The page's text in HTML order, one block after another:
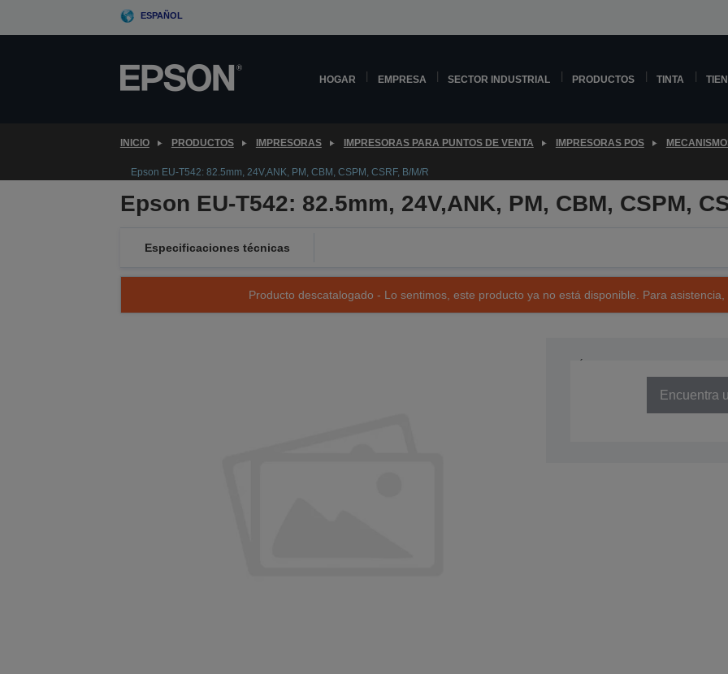
ESPAÑOL
HOGAR EMPRESA SECTOR INDUSTRIAL PRODUCTOS TINTA
INICIO PRODUCTOS IMPRESORAS IMPRESORAS PARA PUNTOS DE VENTA IMPRESORAS POS
Epson EU-T542: 82.5mm, 24V,ANK, PM, CBM, CSPM, CSRF, B/M/R
Epson EU-T542: 82.5mm, 24V,ANK, PM, CBM, CSPM,
Especificaciones técnicas
Producto descatalogado - Lo sentimos, este producto ya no está disponible. Para asistencia,
Encuentra